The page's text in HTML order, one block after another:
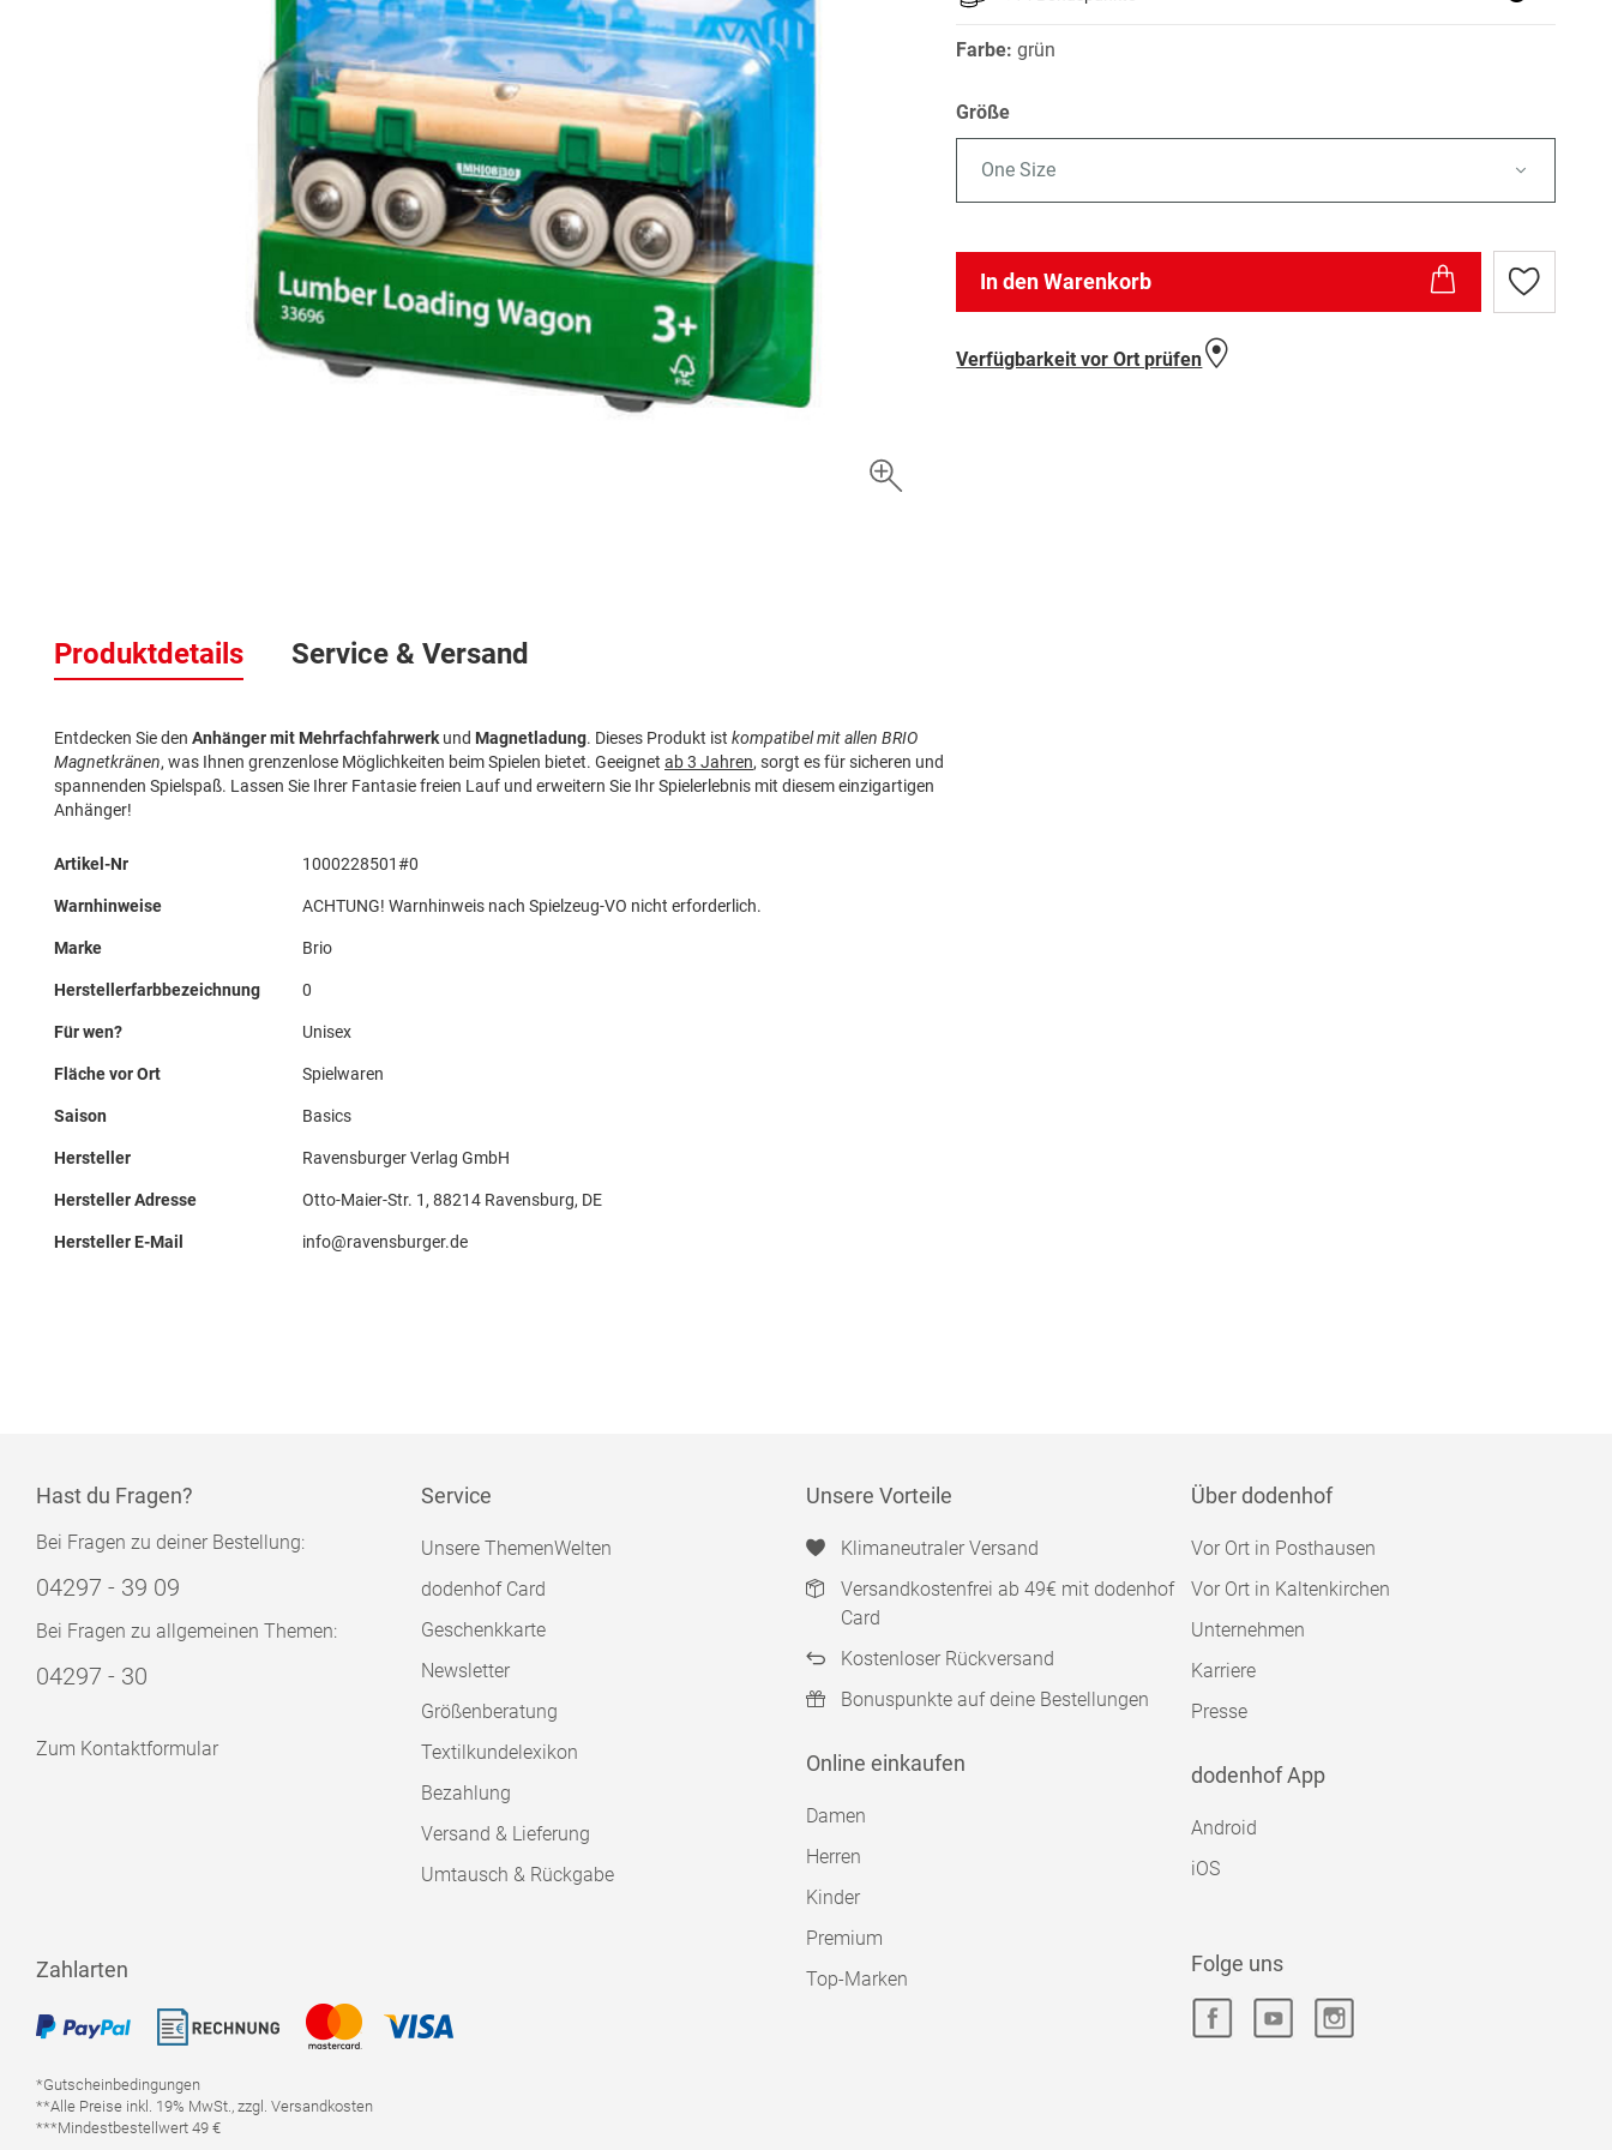
der
Bildergalerie
Farbe:grün
Größe
One Size
In den Warenkorb
Zur
Wunschliste
Verfügbarkeit vor Ort prüfen
Produktdetails
Entdecken Sie den Anhänger mit Mehrfachfahrwerk und Magnetladung. Dieses Produkt ist kompatibel mit allen BRIO
Magnetkränen, was Ihnen grenzenlose Möglichkeiten beim Spielen bietet. Geeignet ab 3 Jahren, sorgt es für sicheren und
spannenden Spielspaß. Lassen Sie Ihrer Fantasie freien Lauf und erweitern Sie Ihr Spielerlebnis mit diesem einzigartigen
Anhänger!
Mehr
Artikel-Nr 1000228501#0
Warnhinweise ACHTUNG! Warnhinweis nach Spielzeug-VO nicht erforderlich.
Marke Brio
Herstellerfarbbezeichnung 0
Für wen? Unisex
Fläche vor Ort Spielwaren
Saison Basics
Hersteller Ravensburger Verlag GmbH
Hersteller Adresse Otto-Maier-Str. 1, 88214 Ravensburg, DE
Hersteller E-Mail info@ravensburger.de
Service & Versand
Hast du Fragen?
Bei Fragen zu deiner Bestellung:
04297 - 39 09
Bei Fragen zu allgemeinen Themen:
04297 - 30
Zum Kontaktformular
Service
Unsere ThemenWelten
dodenhof Card
Geschenkkarte
Newsletter
Größenberatung
Textilkundelexikon
Bezahlung
Versand & Lieferung
Umtausch & Rückgabe
Unsere Vorteile
Klimaneutraler Versand
Versandkostenfrei ab 49€ mit dodenhof
Card
Kostenloser Rückversand
Bonuspunkte auf deine Bestellungen
Online einkaufen
Damen
Herren
Kinder
Premium
Top-Marken
Über dodenhof
Vor Ort in Posthausen
Vor Ort in Kaltenkirchen
Unternehmen
Karriere
Presse
dodenhof App
Android
iOS
Zahlarten
*Gutscheinbedingungen
**Alle Preise inkl. 19% MwSt., zzgl. Versandkosten
***Mindestbestellwert 49 €
Folge uns